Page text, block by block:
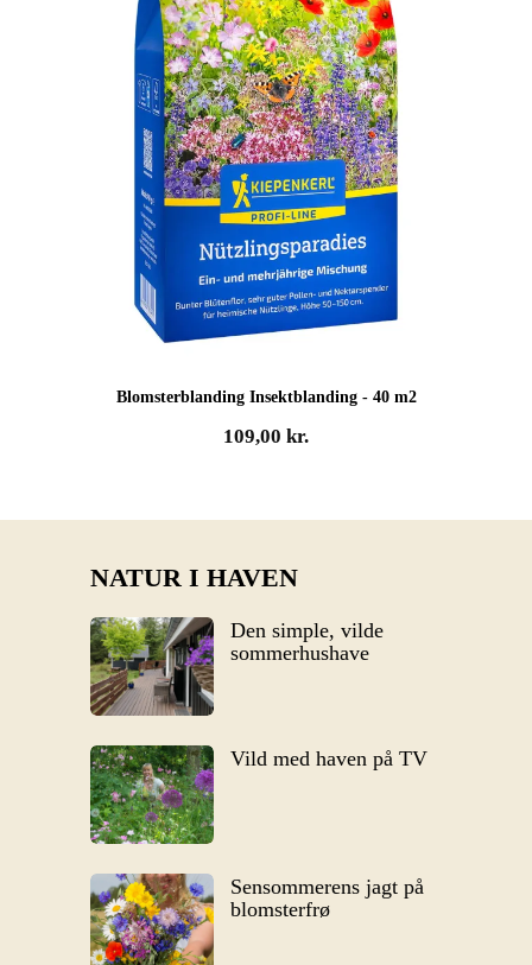
Blomsterblanding Insektblanding - 40 m2
109,00 kr.
NATUR I HAVEN
Den simple, vilde
sommerhushave
Vild med haven på TV
Sensommerens jagt på
blomsterfrø